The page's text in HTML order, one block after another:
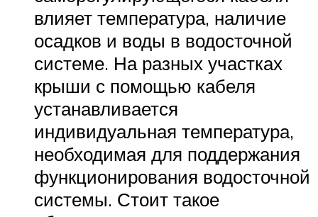
влияет температура, наличие
осадков и воды в водосточной
системе. На разных участках
крыши с помощью кабеля
устанавливается
индивидуальная температура,
необходимая для поддержания
функционирования водосточной
системы. Стоит такое